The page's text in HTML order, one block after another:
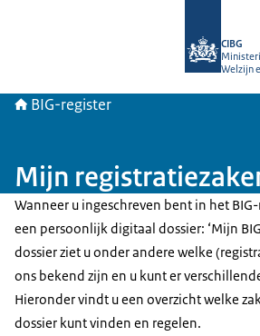
CIBG
Welzijn
BIG-register
Mijn
Wanneer u ingeschreven bent in het
een persoonlijk digitaal dossier: ‘Mijn
dossier ziet u onder andere welke
ons bekend zijn en u kunt er
Hieronder vindt u een overzicht welke
dossier kunt vinden en regelen.